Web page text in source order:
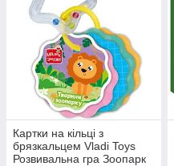
Картки на кільці з
брязкальцем Vladi Toys
Розвивальна гра Зоопарк